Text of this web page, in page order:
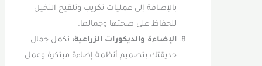
بالإضافة إلى عمليات تكريب وتلقيح النخيل
للحفاظ على صحتها وجمالها.
الإضاءة والديكورات الزراعية: نكمل جمال
حديقتك بتصميم أنظمة إضاءة مبتكرة وعمل